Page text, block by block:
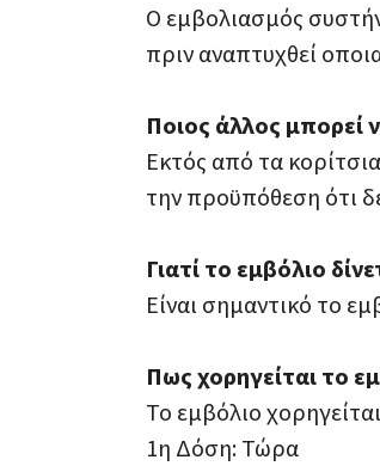
Ο εμβολιασμός
πριν αναπτυχθεί
Ποιος άλλος μπορεί
Εκτός από τα
την προϋπόθεση ότι
Γιατί το εμβόλιο
Είναι σημαντικό το
Πως χορηγείται το
Το εμβόλιο
1η Δόση: Τώρα